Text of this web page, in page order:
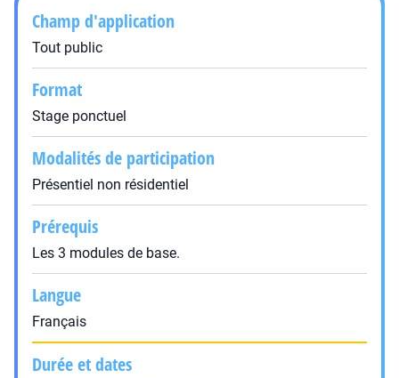
Champ d'application
Tout public
Format
Stage ponctuel
Modalités de participation
Présentiel non résidentiel
Prérequis
Les 3 modules de base.
Langue
Français
Durée et dates